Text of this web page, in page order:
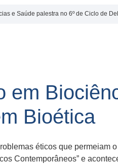
e Saúde palestra no 6º de Ciclo de
em
Bioética
éticos que permeiam
Contemporâneos” e